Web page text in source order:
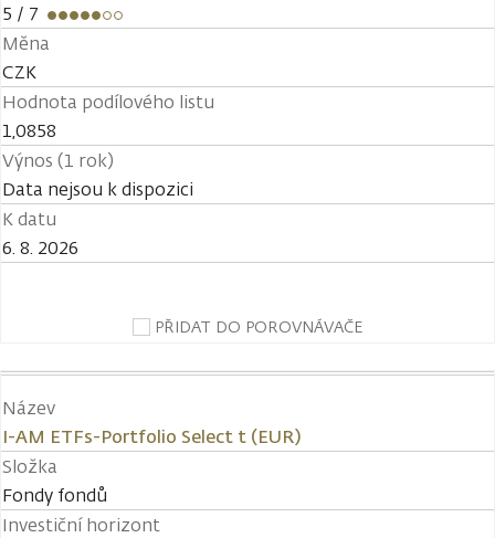
5 / 7
Měna
CZK
Hodnota podílového listu
1,0858
Výnos (1 rok)
Data nejsou k dispozici
K datu
6. 8. 2026
PŘIDAT DO POROVNÁVAČE
Název
I-AM ETFs-Portfolio Select t (EUR)
Složka
Fondy fondů
Investiční horizont